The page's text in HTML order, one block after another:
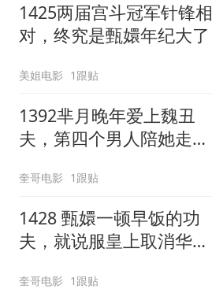
1425两届宫斗冠军针锋相
对，终究是甄嬛年纪大了
美姐电影 1跟贴
1392芈月晚年爱上魏丑
夫，第四个男人陪她走完
局！
奎哥电影 1跟贴
1428 甄嬛一顿早饭的功
夫，就说服皇上取消华妃
奎哥电影 1跟贴